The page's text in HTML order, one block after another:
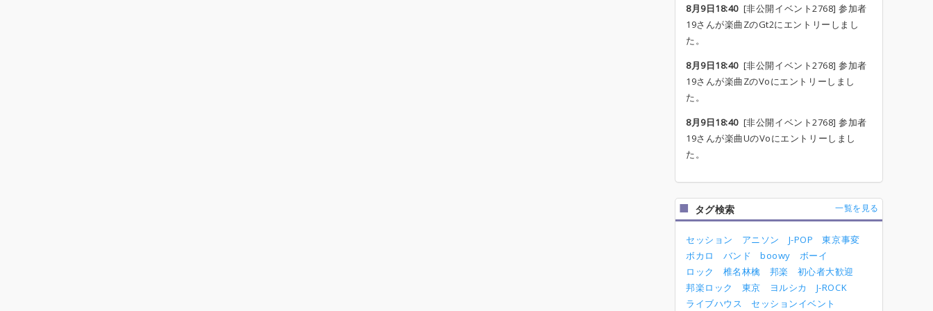
8月9日18:40[非公開イベント2768] 参加者
19さんが楽曲ZのGt2にエントリーしまし
た。
8月9日18:40[非公開イベント2768] 参加者
19さんが楽曲ZのVoにエントリーしまし
た。
8月9日18:40[非公開イベント2768] 参加者
19さんが楽曲UのVoにエントリーしまし
た。
タグ検索 一覧を見る
セッション アニソン J-POP
東京事変
ボカロ
バンド boowy
ボーイ
ロック
椎名林檎 邦楽
初心者大歓迎
邦楽ロック
東京 ヨルシカ
J-ROCK
ライブハウス
セッションイベント